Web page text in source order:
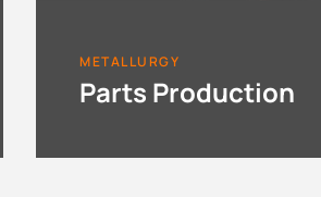
METALLURGY
Parts Production